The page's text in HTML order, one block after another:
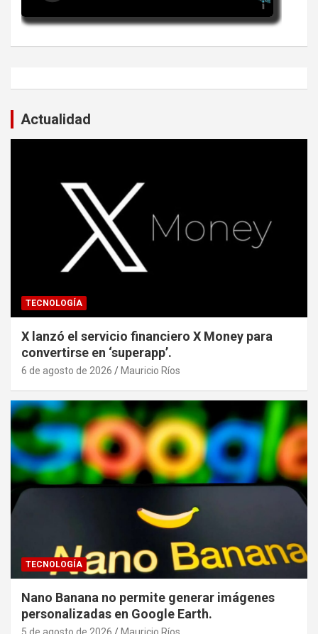
Actualidad
TECNOLOGÍA
X lanzó el servicio financiero X Money para
convertirse en ‘superapp’.
6 de agosto de 2026 Mauricio Ríos
TECNOLOGÍA
Nano Banana no permite generar imágenes
personalizadas en Google Earth.
5 de agosto de 2026 Mauricio Ríos